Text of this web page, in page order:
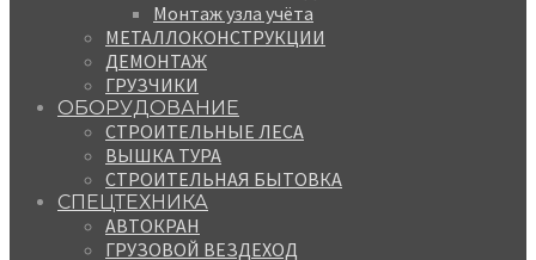
Монтаж узла учёта
МЕТАЛЛОКОНСТРУКЦИИ
ДЕМОНТАЖ
ГРУЗЧИКИ
ОБОРУДОВАНИЕ
СТРОИТЕЛЬНЫЕ ЛЕСА
ВЫШКА ТУРА
СТРОИТЕЛЬНАЯ БЫТОВКА
СПЕЦТЕХНИКА
АВТОКРАН
ГРУЗОВОЙ ВЕЗДЕХОД